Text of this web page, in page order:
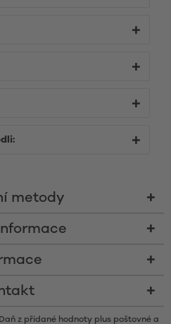
metody
z přidané hodnoty plus poštovné a